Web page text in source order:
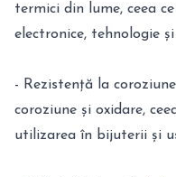
termici din lume, ceea
electronice, tehnologie
- Rezistență la
coroziune și oxidare,
utilizarea în bijuterii și